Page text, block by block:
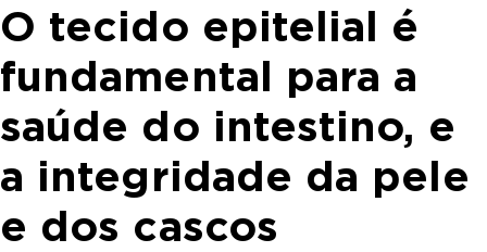
O tecido epitelial é
fundamental para a
saúde do intestino, e
a integridade da pele
e dos cascos